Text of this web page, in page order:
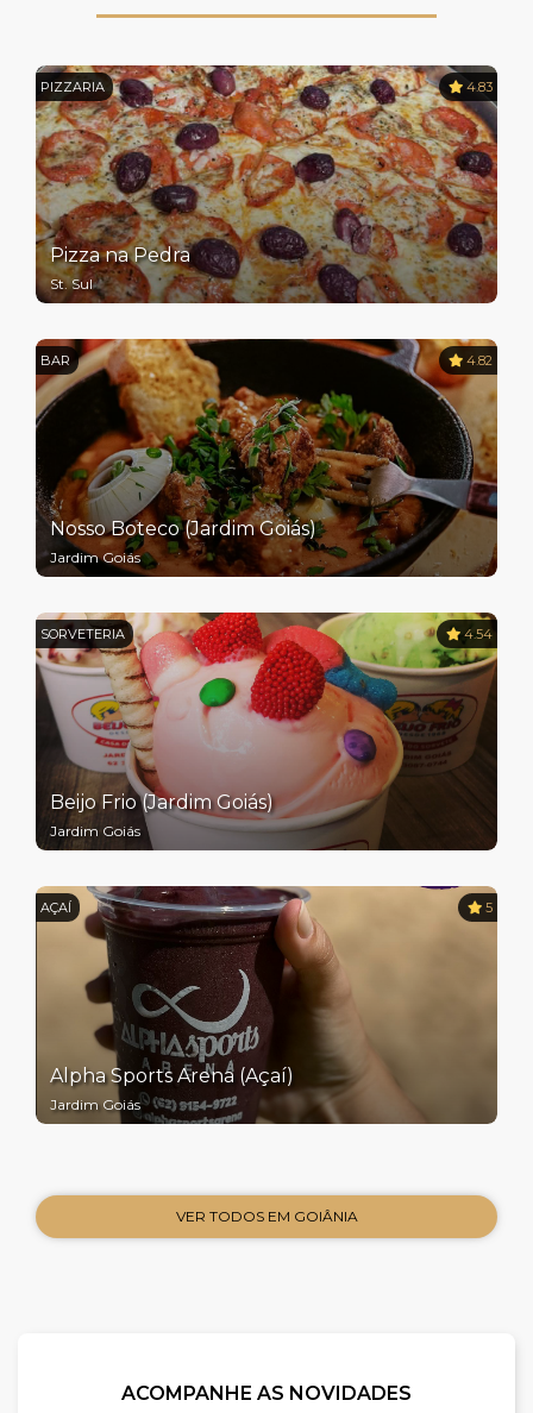
PIZZARIA 4.83
Pizza na Pedra
St. Sul
BAR 4.82
Nosso Boteco (Jardim Goiás)
Jardim Goiás
SORVETERIA 4.54
Beijo Frio (Jardim Goiás)
Jardim Goiás
AÇAÍ 5
Alpha Sports Arena (Açaí)
Jardim Goiás
VER TODOS EM GOIÂNIA
ACOMPANHE AS NOVIDADES